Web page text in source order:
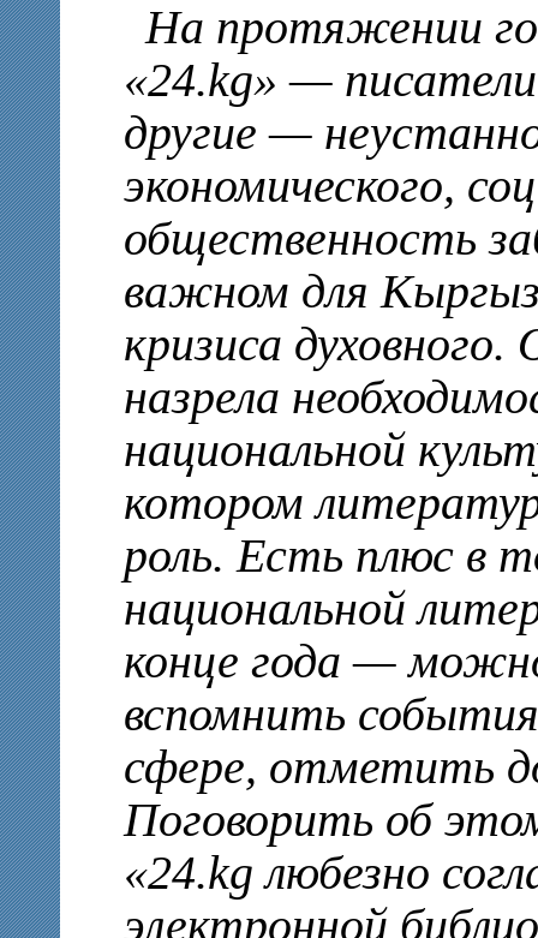
На протяжении
«24.kg» —
другие —
экономического,
общественность
важном для
кризиса
назрела
национальной
котором
роль. Есть плюс в
национальной
конце года —
вспомнить
сфере, отметить
Поговорить об
«24.kg любезно
электронной